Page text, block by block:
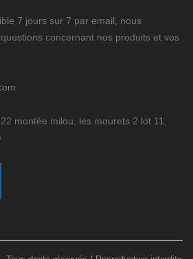
7 jours sur 7 par email, nous
concernant nos produits et vos
montée milou, les mourets 2 lot 11,